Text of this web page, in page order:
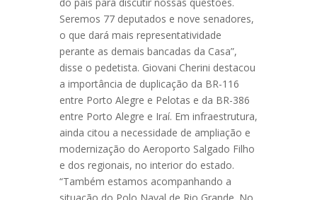
Seremos 77 deputados e nove senadores,
o que dará mais representatividade
perante as demais bancadas da Casa”,
disse o pedetista. Giovani Cherini destacou
a importância de duplicação da BR-116
entre Porto Alegre e Pelotas e da BR-386
entre Porto Alegre e Iraí. Em infraestrutura,
ainda citou a necessidade de ampliação e
modernização do Aeroporto Salgado Filho
e dos regionais, no interior do estado.
“Também estamos acompanhando a